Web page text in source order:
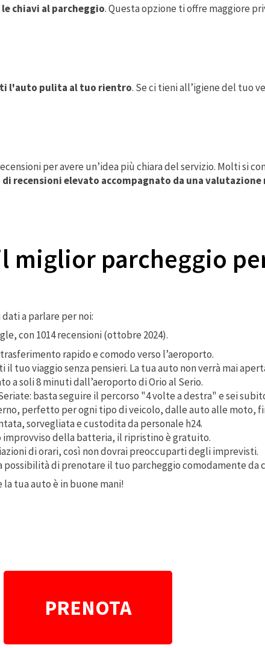
chiavi al parcheggio. Questa opzione ti offre maggiore
l'auto pulita al tuo rientro. Se ci tieni all’igiene del tuo
per avere un’idea più chiara del servizio. Molti si
di recensioni elevato accompagnato da una
miglior parcheggio
a parlare per noi:
con 1014 recensioni (ottobre 2024).
rapido e comodo verso l’aeroporto.
il tuo viaggio senza pensieri. La tua auto non verrà mai
a soli 8 minuti dall’aeroporto di Orio al Serio.
basta seguire il percorso "4 volte a destra" e sei
perfetto per ogni tipo di veicolo, dalle auto alle moto,
sorvegliata e custodita da personale h24.
improvviso della batteria, il ripristino è gratuito.
di orari, così non dovrai preoccuparti degli imprevisti.
possibilità di prenotare il tuo parcheggio comodamente da
tua auto è in buone mani!
PRENOTA